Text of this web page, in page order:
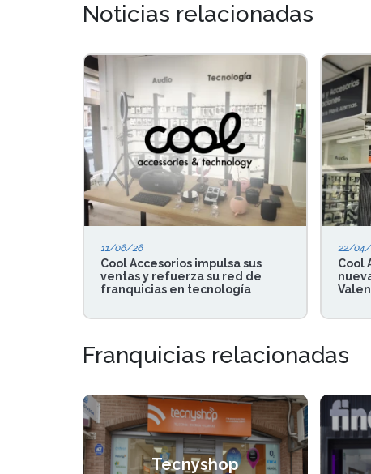
Noticias relacionadas
11/06/26
Cool Accesorios impulsa sus
ventas y refuerza su red de
franquicias en tecnología
22/04/
Cool
Franquicias relacionadas
Tecnyshop